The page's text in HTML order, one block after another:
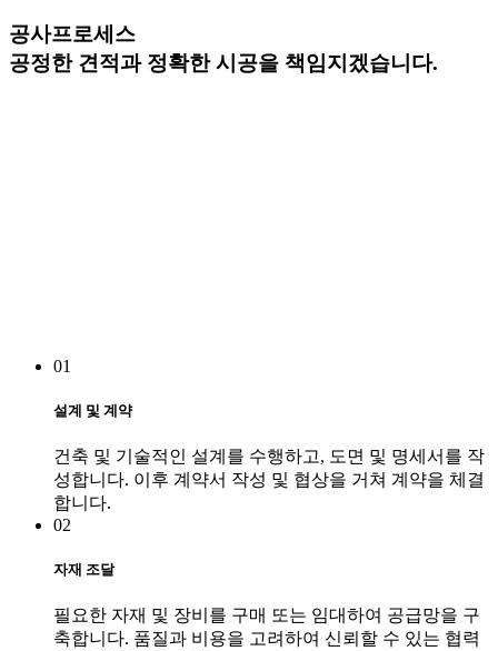
공사프로세스
공정한 견적과 정확한 시공을 책임지겠습니다.
01
설계 및 계약
건축 및 기술적인 설계를 수행하고, 도면 및 명세서를 작
성합니다. 이후 계약서 작성 및 협상을 거쳐 계약을 체결
합니다.
02
자재 조달
필요한 자재 및 장비를 구매 또는 임대하여 공급망을 구
축합니다. 품질과 비용을 고려하여 신뢰할 수 있는 협력